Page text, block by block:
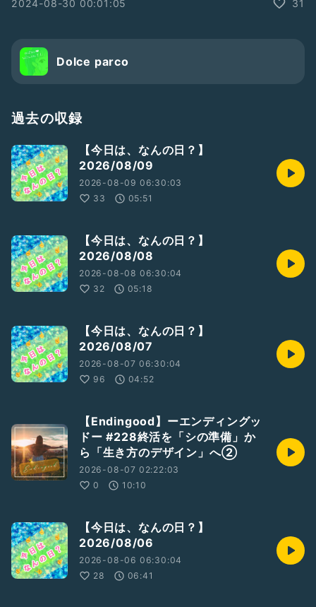
知ってました？
難しい話なので少しづつ進んでいきたいと思います😊
よろしくお願いします*ˊᵕˋ*
【Endingood】ーエンディングッドー
どるちぇの作った造語です。
『終活』『エンディングノート』
『生前整理』
そんなことをワードに
誰かの何かのきっかけのカケラになれば幸いです。
生死に関わることは避けて来ていた節がありますが
今回、敢えて向き合います。
決して死を推奨するものではありません。
そして、わたしが感じ思ったことが主になります。
困ったこと。聴きたいこと。
お便りお待ちしてます。
#Endingood
#エンディングッド
#どるちぇ
#エンディングノート
2024-08-30 00:01:05
31
Dolce parco
過去の収録
【今日は、なんの日？】
2026/08/09
2026-08-09 06:30:03
33
05:51
【今日は、なんの日？】
2026/08/08
2026-08-08 06:30:04
32
05:18
【今日は、なんの日？】
2026/08/07
2026-08-07 06:30:04
96
04:52
【Endingood】ーエンディングッ
ドー #228終活を「シの準備」か
ら「生き方のデザイン」へ②
2026-08-07 02:22:03
0
10:10
【今日は、なんの日？】
2026/08/06
2026-08-06 06:30:04
28
06:41